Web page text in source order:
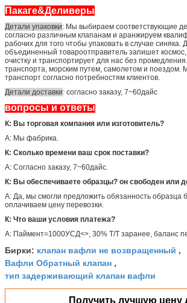
Пакаге&Деливеры
Детали упаковки: Мы выбираем соответствующие
согласно различным клапанам и аранжируем
рабочих для того чтобы упаковать в случае синяка.
объединенный товароотправитель запишет
очистку и транспортирует для нас без
транспорта, морским путем, самолетом и поездом.
транспорт согласно потребностям клиентов.
Детали доставки: согласно заказу, 7~60дайс
вопросы и ответы
К: Вы торговая компания или изготовитель?
А: Мы фабрика.
К: Сколько времени ваш срок поставки?
А: Согласно заказу, 7~60дайс.
К: Вы обеспечиваете образцы? он свободен или
А: Да, мы смогли предложить обязанность образца
оплачиваем цену перевозки.
К: Что ваши условия платежа?
А: Паймент=1000УСД<>, 30% Т/Т заранее, баланс
Бирки: клапан вафли не возвращенный ,
Вафли Обратный клапан ,
тип задерживающий клапан вафли
Получить лучшую цену